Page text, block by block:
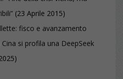
(23 Aprile 2015)
fisco e avanzamento
si profila una DeepSeek